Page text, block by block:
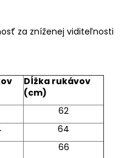
za zníženej viditeľnosti
Dĺžka rukávov
(cm)
62
64
66